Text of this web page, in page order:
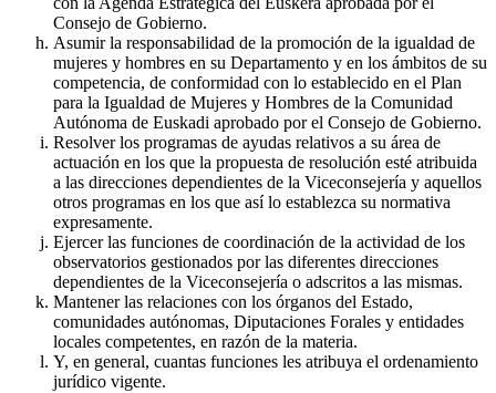
Consejo de Gobierno.
Asumir la responsabilidad de la promoción de la igualdad de
mujeres y hombres en su Departamento y en los ámbitos de su
competencia, de conformidad con lo establecido en el Plan
para la Igualdad de Mujeres y Hombres de la Comunidad
Autónoma de Euskadi aprobado por el Consejo de Gobierno.
Resolver los programas de ayudas relativos a su área de
actuación en los que la propuesta de resolución esté atribuida
a las direcciones dependientes de la Viceconsejería y aquellos
otros programas en los que así lo establezca su normativa
expresamente.
Ejercer las funciones de coordinación de la actividad de los
observatorios gestionados por las diferentes direcciones
dependientes de la Viceconsejería o adscritos a las mismas.
Mantener las relaciones con los órganos del Estado,
comunidades autónomas, Diputaciones Forales y entidades
locales competentes, en razón de la materia.
Y, en general, cuantas funciones les atribuya el ordenamiento
jurídico vigente.